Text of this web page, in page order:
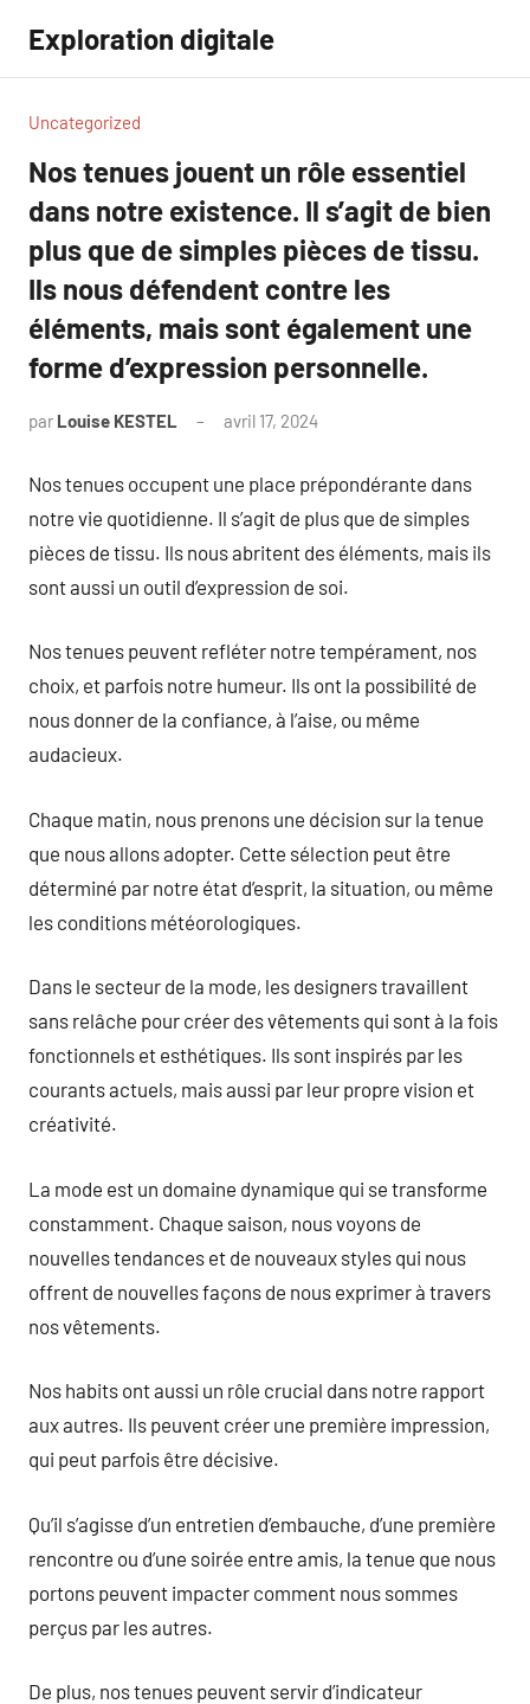
contenu
Exploration digitale
Uncategorized
Nos tenues jouent un rôle essentiel
dans notre existence. Il s’agit de bien
plus que de simples pièces de tissu.
Ils nous défendent contre les
éléments, mais sont également une
forme d’expression personnelle.
par Louise KESTEL avril 17, 2024
Nos tenues occupent une place prépondérante dans
notre vie quotidienne. Il s’agit de plus que de simples
pièces de tissu. Ils nous abritent des éléments, mais ils
sont aussi un outil d’expression de soi.
Nos tenues peuvent refléter notre tempérament, nos
choix, et parfois notre humeur. Ils ont la possibilité de
nous donner de la confiance, à l’aise, ou même
audacieux.
Chaque matin, nous prenons une décision sur la tenue
que nous allons adopter. Cette sélection peut être
déterminé par notre état d’esprit, la situation, ou même
les conditions météorologiques.
Dans le secteur de la mode, les designers travaillent
sans relâche pour créer des vêtements qui sont à la fois
fonctionnels et esthétiques. Ils sont inspirés par les
courants actuels, mais aussi par leur propre vision et
créativité.
La mode est un domaine dynamique qui se transforme
constamment. Chaque saison, nous voyons de
nouvelles tendances et de nouveaux styles qui nous
offrent de nouvelles façons de nous exprimer à travers
nos vêtements.
Nos habits ont aussi un rôle crucial dans notre rapport
aux autres. Ils peuvent créer une première impression,
qui peut parfois être décisive.
Qu’il s’agisse d’un entretien d’embauche, d’une première
rencontre ou d’une soirée entre amis, la tenue que nous
portons peuvent impacter comment nous sommes
perçus par les autres.
De plus, nos tenues peuvent servir d’indicateur